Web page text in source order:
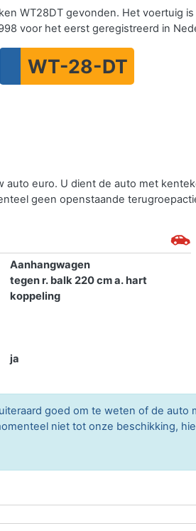
WT28DT gevonden. Het voertuig
voor het eerst geregistreerd in
WT-28-DT
euro. U dient de auto met
geen openstaande
Aanhangwagen
tegen r. balk 220 cm a. hart
koppeling
ja
goed om te weten of de auto
niet tot onze beschikking,